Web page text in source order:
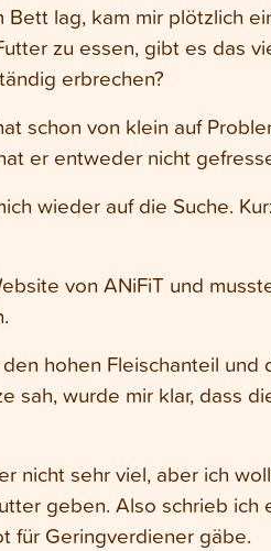
Bett lag, kam mir plötzlich
zu essen, gibt es das
erbrechen?
schon von klein auf
er entweder nicht
wieder auf die Suche.
von ANiFiT und
hohen Fleischanteil
sah, wurde mir klar, dass
nicht sehr viel, aber ich
geben. Also schrieb ich
für Geringverdiener gäbe.